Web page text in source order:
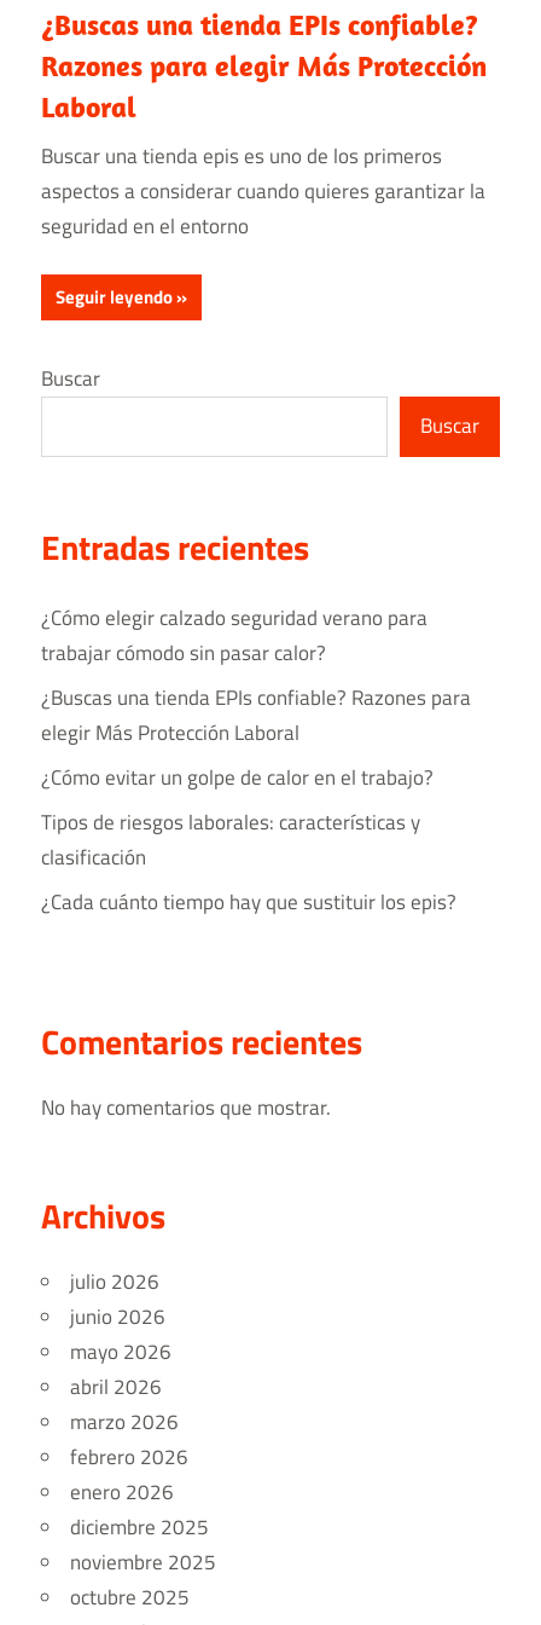
¿Buscas una tienda EPIs confiable?
Razones para elegir Más Protección
Laboral
Buscar una tienda epis es uno de los primeros
aspectos a considerar cuando quieres garantizar la
seguridad en el entorno
Seguir leyendo
Buscar
Buscar
Entradas recientes
¿Cómo elegir calzado seguridad verano para
trabajar cómodo sin pasar calor?
¿Buscas una tienda EPIs confiable? Razones para
elegir Más Protección Laboral
¿Cómo evitar un golpe de calor en el trabajo?
Tipos de riesgos laborales​: características y
clasificación
¿Cada cuánto tiempo hay que sustituir los epis?
Comentarios recientes
No hay comentarios que mostrar.
Archivos
julio 2026
junio 2026
mayo 2026
abril 2026
marzo 2026
febrero 2026
enero 2026
diciembre 2025
noviembre 2025
octubre 2025